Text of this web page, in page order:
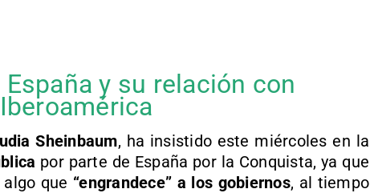
y su relación con
Iberoamérica
Sheinbaum, ha insistido este miércoles en la
por parte de España por la Conquista, ya que
que “engrandece” a los gobiernos, al tiempo